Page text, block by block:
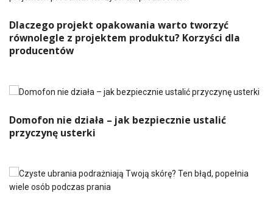
Dlaczego projekt opakowania warto tworzyć
równolegle z projektem produktu? Korzyści dla
producentów
Domofon nie działa – jak bezpiecznie ustalić
przyczynę usterki